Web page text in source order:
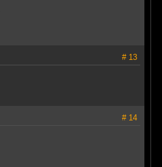
# 13
# 14